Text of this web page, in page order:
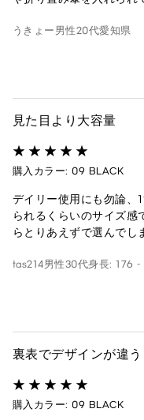
うきょー 男性20代愛知県
見た目より大容量
購入カラー: 09 BLACK
デイリー使用にも勿論、
られるくらいのサイズ感
らとりあえずで選んでし
tas214男性30代身長: 176 -
裏表でデザインが違う
購入カラー: 09 BLACK